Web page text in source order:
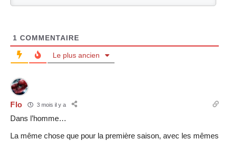
1 COMMENTAIRE
Le plus ancien
Flo 3 mois il y a
Dans l’homme…
La même chose que pour la première saison, avec les mêmes